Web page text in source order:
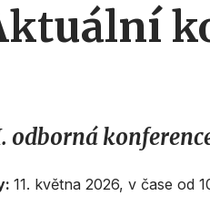
odborná
11. května 2026, v čase od